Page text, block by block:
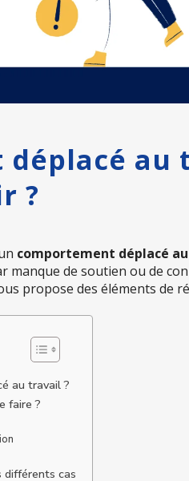
au
?
comportement déplacé
manque de soutien ou de
propose des éléments de
au travail ?
faire ?
différents cas